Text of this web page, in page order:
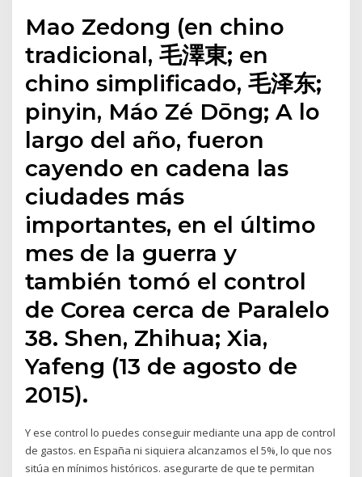
Mao Zedong (en chino
tradicional, 毛澤東; en
chino simplificado, 毛泽东;
pinyin, Máo Zé Dōng; A lo
largo del año, fueron
cayendo en cadena las
ciudades más
importantes, en el último
mes de la guerra y
también tomó el control
de Corea cerca de Paralelo
38. Shen, Zhihua; Xia,
Yafeng (13 de agosto de
2015).
Y ese control lo puedes conseguir mediante una app de control
de gastos. en España ni siquiera alcanzamos el 5%, lo que nos
sitúa en mínimos históricos. asegurarte de que te permitan